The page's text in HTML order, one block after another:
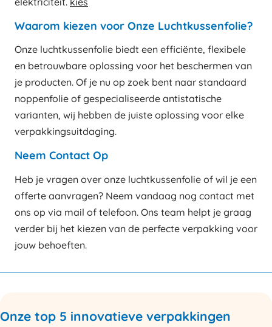
Waarom kiezen voor Onze Luchtkussenfolie?
Onze luchtkussenfolie biedt een efficiënte, flexibele
en betrouwbare oplossing voor het beschermen van
je producten. Of je nu op zoek bent naar standaard
noppenfolie of gespecialiseerde antistatische
varianten, wij hebben de juiste oplossing voor elke
verpakkingsuitdaging.
Neem Contact Op
Heb je vragen over onze luchtkussenfolie of wil je een
offerte aanvragen? Neem vandaag nog contact met
ons op via mail of telefoon. Ons team helpt je graag
verder bij het kiezen van de perfecte verpakking voor
jouw behoeften.
Onze top 5 innovatieve verpakkingen